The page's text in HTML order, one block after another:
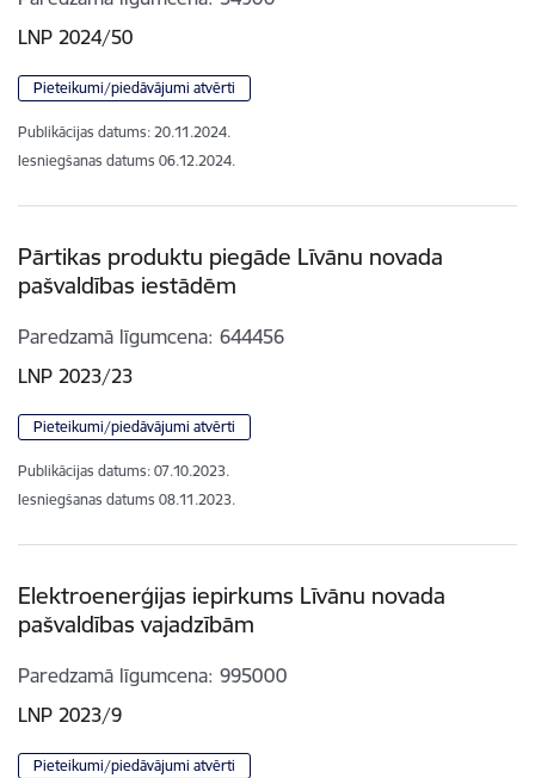
LNP 2024/50
Pieteikumi/piedāvājumi atvērti
Publikācijas datums: 20.11.2024.
Iesniegšanas datums 06.12.2024.
Pārtikas produktu piegāde Līvānu novada
pašvaldības iestādēm
Paredzamā līgumcena 644456
LNP 2023/23
Pieteikumi/piedāvājumi atvērti
Publikācijas datums: 07.10.2023.
Iesniegšanas datums 08.11.2023.
Elektroenerģijas iepirkums Līvānu novada
pašvaldības vajadzībām
Paredzamā līgumcena 995000
LNP 2023/9
Pieteikumi/piedāvājumi atvērti